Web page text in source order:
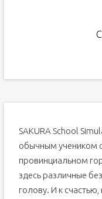
SAKURA School
обычным учеником
провинциальном
здесь различные
голову. И к